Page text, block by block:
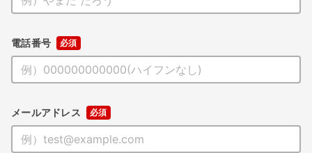
電話番号
メールアドレス